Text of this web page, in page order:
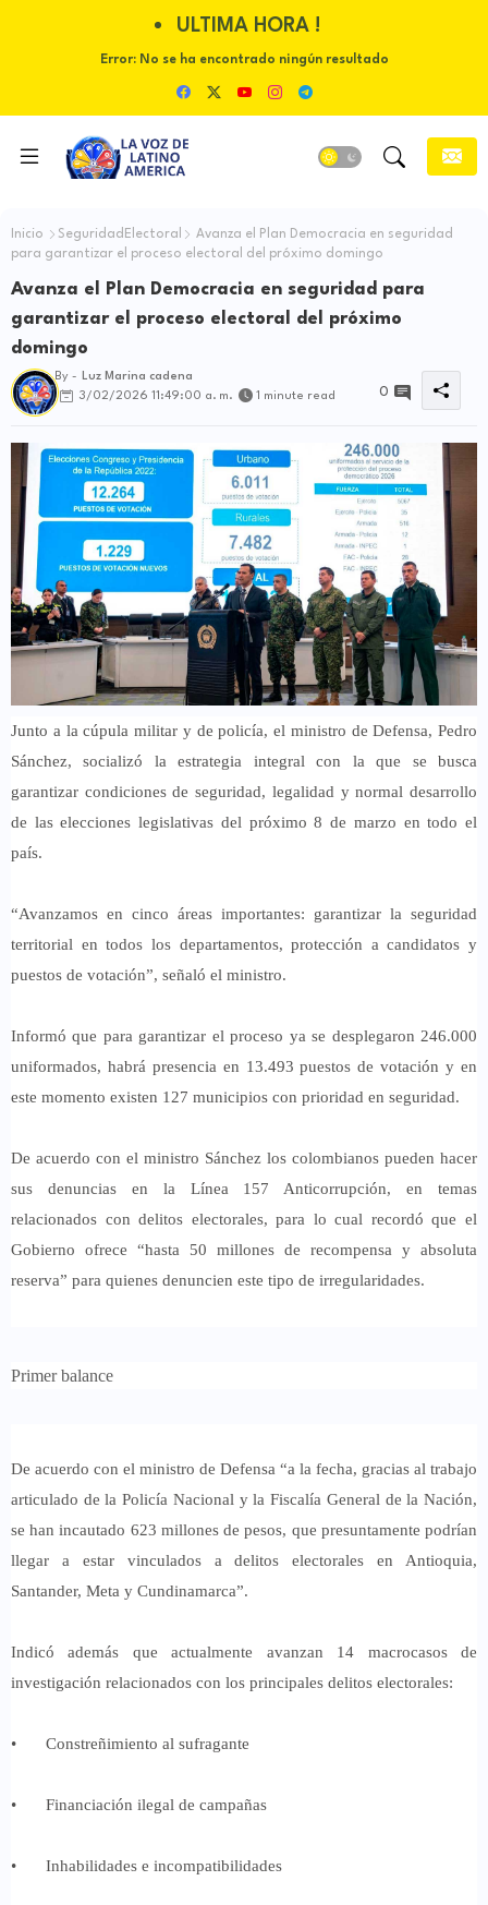
ULTIMA HORA !
Error:No se ha encontrado ningún resultado
Inicio SeguridadElectoral
Avanza el Plan Democracia en seguridad
para garantizar el proceso electoral del próximo domingo
Avanza el Plan Democracia en seguridad para
garantizar el proceso electoral del próximo
domingo
By -
Luz Marina cadena
3/02/2026 11:49:00 a. m.
1 minute read 0
Junto a la cúpula militar y de policía, el ministro de Defensa, Pedro
Sánchez, socializó la estrategia integral con la que se busca
garantizar condiciones de seguridad, legalidad y normal desarrollo
de las elecciones legislativas del próximo 8 de marzo en todo el
país.
“Avanzamos en cinco áreas importantes: garantizar la seguridad
territorial en todos los departamentos, protección a candidatos y
puestos de votación”, señaló el ministro.
Informó que para garantizar el proceso ya se desplegaron 246.000
uniformados, habrá presencia en 13.493 puestos de votación y en
este momento existen 127 municipios con prioridad en seguridad.
De acuerdo con el ministro Sánchez los colombianos pueden hacer
sus denuncias en la Línea 157 Anticorrupción, en temas
relacionados con delitos electorales, para lo cual recordó que el
Gobierno ofrece “hasta 50 millones de recompensa y absoluta
reserva” para quienes denuncien este tipo de irregularidades.
Primer balance
De acuerdo con el ministro de Defensa “a la fecha, gracias al trabajo
articulado de la Policía Nacional y la Fiscalía General de la Nación,
se han incautado 623 millones de pesos, que presuntamente podrían
llegar a estar vinculados a delitos electorales en Antioquia,
Santander, Meta y Cundinamarca”.
Indicó además que actualmente avanzan 14 macrocasos de
investigación relacionados con los principales delitos electorales:
• Constreñimiento al sufragante
• Financiación ilegal de campañas
• Inhabilidades e incompatibilidades